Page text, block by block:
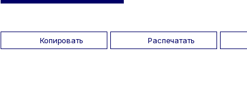
Копировать Распечатать